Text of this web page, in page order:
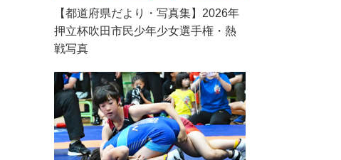
【都道府県だより・写真集】2026年
押立杯吹田市民少年少女選手権・熱
戦写真